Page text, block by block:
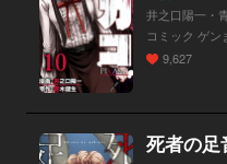
井之口陽一・
コミック ゲン
9,627
死者の足